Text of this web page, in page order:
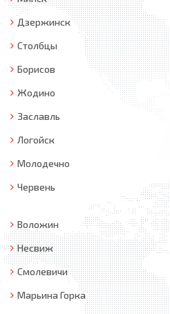
Дзержинск
Столбцы
Борисов
Жодино
Заславль
Логойск
Молодечно
Червень
Воложин
Несвиж
Смолевичи
Марьина Горка